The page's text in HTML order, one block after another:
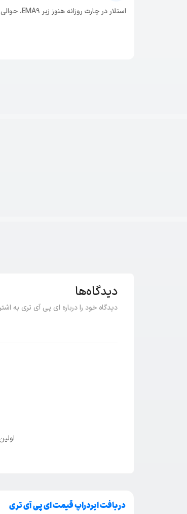
استلار در چارت روزانه هنوز زیر EMA۹، حوالی ۰٫۱۵...
دیدگاه‌ها
دیدگاه خود را درباره ای پی آی تری به
دریافت ایردراپ قیمت ای پی آی تری